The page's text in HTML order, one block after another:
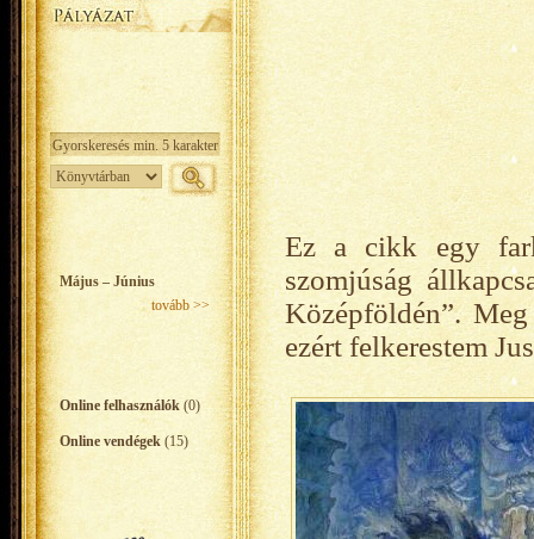
Május – Június
tovább >>
Online felhasználók (0)
Online vendégek (15)
Ez a cikk egy
szomjúság
Középföldén”.
ezért felkerestem